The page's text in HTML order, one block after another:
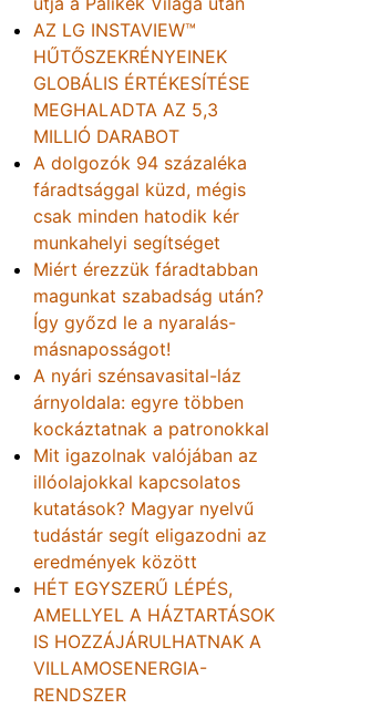
AZ LG INSTAVIEW™
HŰTŐSZEKRÉNYEINEK
GLOBÁLIS ÉRTÉKESÍTÉSE
MEGHALADTA AZ 5,3
MILLIÓ DARABOT
A dolgozók 94 százaléka
fáradtsággal küzd, mégis
csak minden hatodik kér
munkahelyi segítséget
Miért érezzük fáradtabban
magunkat szabadság után?
Így győzd le a nyaralás-
másnaposságot!
A nyári szénsavasital-láz
árnyoldala: egyre többen
kockáztatnak a patronokkal
Mit igazolnak valójában az
illóolajokkal kapcsolatos
kutatások? Magyar nyelvű
tudástár segít eligazodni az
eredmények között
HÉT EGYSZERŰ LÉPÉS,
AMELLYEL A HÁZTARTÁSOK
IS HOZZÁJÁRULHATNAK A
VILLAMOSENERGIA-
RENDSZER